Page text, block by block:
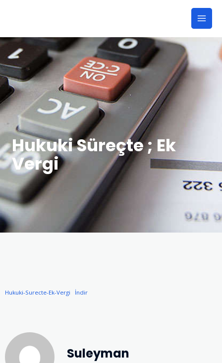
Hukuki Süreçte ; Ek
Vergi
Hukuki-Surecte-Ek-Vergi İndir
Suleyman